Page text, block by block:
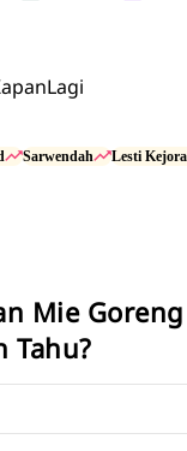
Sarwendah Lesti Kejora
Mie Goreng
Tahu?